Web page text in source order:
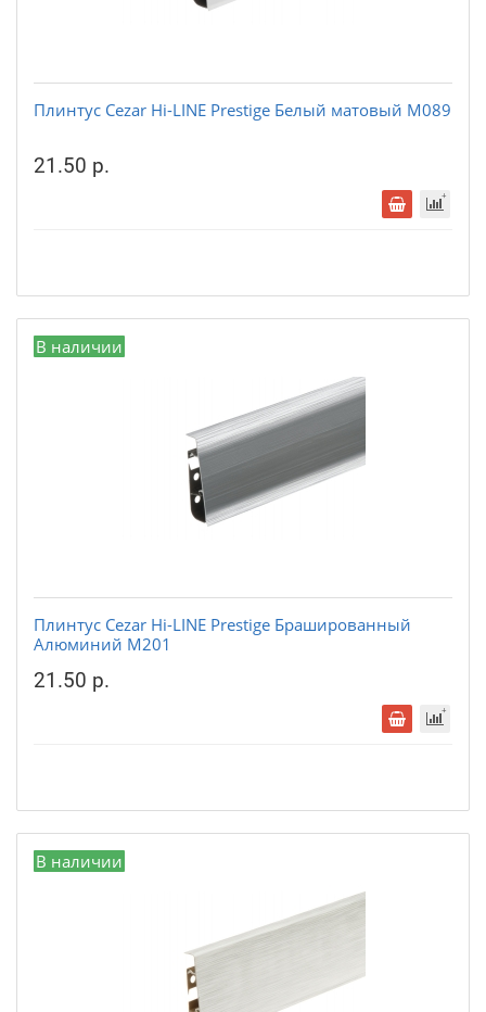
Плинтус Cezar Hi-LINE Prestige Белый матовый М089
21.50 р.
В наличии
Плинтус Cezar Hi-LINE Prestige Брашированный
Алюминий М201
21.50 р.
В наличии